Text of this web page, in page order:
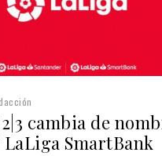
cambia de
LaLiga SmartBank